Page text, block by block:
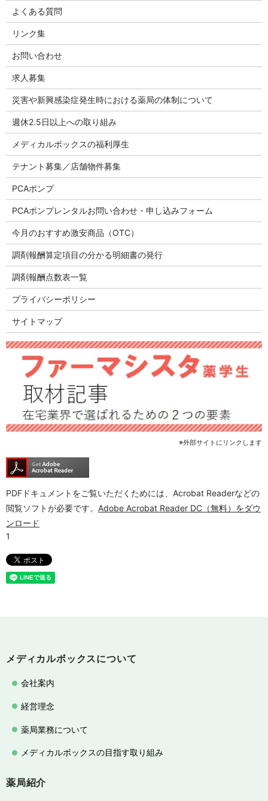
よくある質問
リンク集
お問い合わせ
求人募集
災害や新興感染症発生時における薬局の体制について
週休2.5日以上への取り組み
メディカルボックスの福利厚生
テナント募集／店舗物件募集
PCAポンプ
PCAポンプレンタルお問い合わせ・申し込みフォーム
今月のおすすめ激安商品（OTC）
調剤報酬算定項目の分かる明細書の発行
調剤報酬点数表一覧
プライバシーポリシー
サイトマップ
※外部サイトにリンクします
PDFドキュメントをご覧いただくためには、Acrobat Readerなどの
閲覧ソフトが必要です。 Adobe Acrobat Reader DC（無料）をダウ
ンロード
メディカルボックスについて
会社案内
経営理念
薬局業務について
メディカルボックスの目指す取り組み
薬局紹介